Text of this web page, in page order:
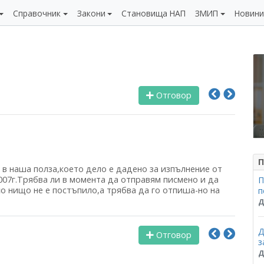
Справочник Закони Становища НАП ЗМИП Новини
Отговор
наша полза,което дело е дадено за изпълнение от
ли в момента да отправям писмено и да
нищо не е постъпило,а трябва да го отпиша-но на
Отговор